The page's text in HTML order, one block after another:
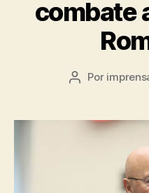
combate
Autor
Por